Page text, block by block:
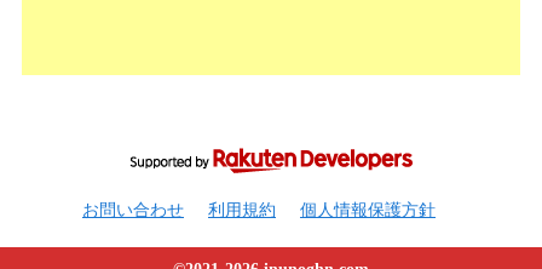
お問い合わせ 利用規約 個人情報保護方針